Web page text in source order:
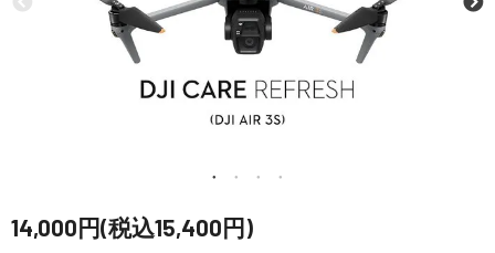
水中ドローン(ROV)・水中スクーター
RC・ロボット部品
定期配信!
14,000円(税込15,400円)